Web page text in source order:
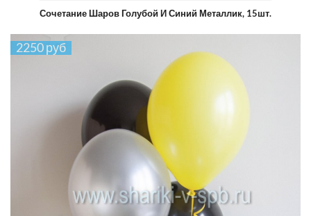
Сочетание Шаров Голубой И Синий Металлик, 15шт.
2250 руб